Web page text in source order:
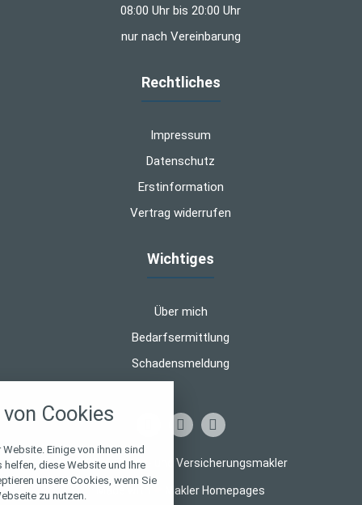
08:00 Uhr bis 20:00 Uhr
nur nach Vereinbarung
Rechtliches
Impressum
Datenschutz
Erstinformation
Vertrag widerrufen
Wichtiges
Über mich
Bedarfsermittlung
Schadensmeldung
© 2026 Finanz- und Versicherungsmakler
Made with Makler Homepages
Cookies
Einige von ihnen sind
diese Website und Ihre
unsere Cookies, wenn Sie
zu nutzen.
alle verwendeten Cookies und
zu blockieren.
Notwendig